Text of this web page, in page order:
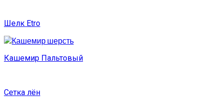
Шелк Etro
Кашемир Пальтовый
Сетка лён